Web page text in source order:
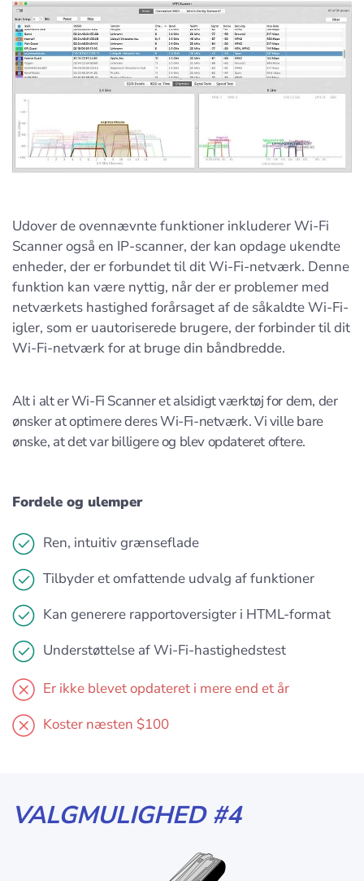
Udover de ovennævnte funktioner inkluderer Wi-Fi
Scanner også en IP-scanner, der kan opdage ukendte
enheder, der er forbundet til dit Wi-Fi-netværk. Denne
funktion kan være nyttig, når der er problemer med
netværkets hastighed forårsaget af de såkaldte Wi-Fi-
igler, som er uautoriserede brugere, der forbinder til dit
Wi-Fi-netværk for at bruge din båndbredde.
Alt i alt er Wi-Fi Scanner et alsidigt værktøj for dem, der
ønsker at optimere deres Wi-Fi-netværk. Vi ville bare
ønske, at det var billigere og blev opdateret oftere.
Fordele og ulemper
Ren, intuitiv grænseflade
Tilbyder et omfattende udvalg af funktioner
Kan generere rapportoversigter i HTML-format
Understøttelse af Wi-Fi-hastighedstest
Er ikke blevet opdateret i mere end et år
Koster næsten $100
VALGMULIGHED #4